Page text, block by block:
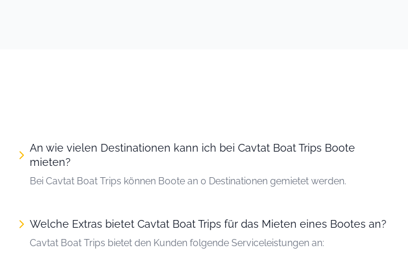
An wie vielen Destinationen kann ich bei Cavtat Boat Trips Boote
mieten?
Bei Cavtat Boat Trips können Boote an 0 Destinationen gemietet werden.
Welche Extras bietet Cavtat Boat Trips für das Mieten eines Bootes an?
Cavtat Boat Trips bietet den Kunden folgende Serviceleistungen an: